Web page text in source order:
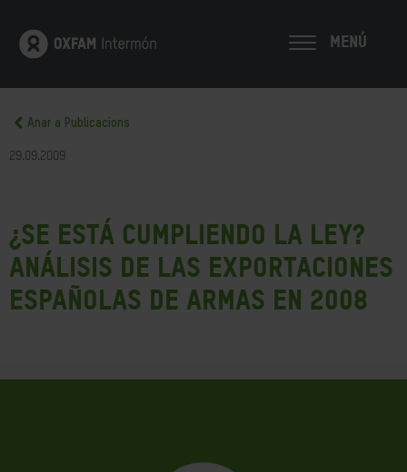
MENÚ
Anar a Publicacions
29.09.2009
¿Se está cumpliendo la ley?
Análisis de las exportaciones
españolas de armas en 2008